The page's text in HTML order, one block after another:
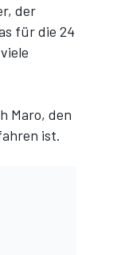
der
für die 24
Maro, den
ist.